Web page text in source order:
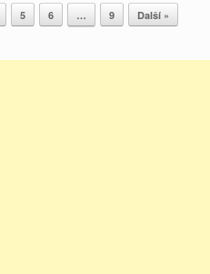
5 6 … 9 Další »